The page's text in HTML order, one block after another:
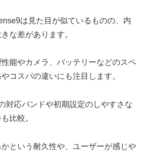
は見た目が似ているものの、内
な差があります。
能やカメラ、バッテリーなどのスペ
コスパの違いにも注目します。
対応バンドや初期設定のしやすさな
比較。
という耐久性や、ユーザーが感じや